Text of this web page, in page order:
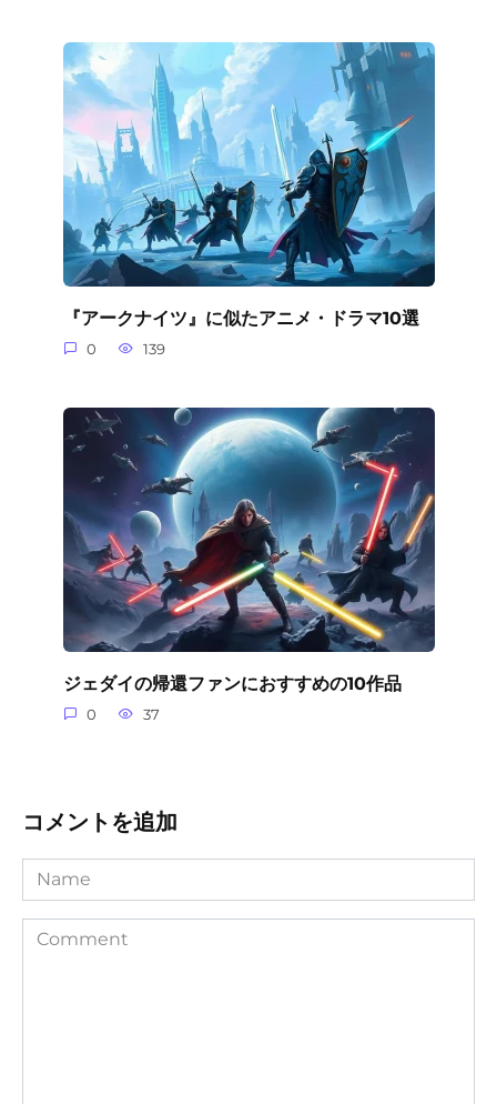
『アークナイツ』に似たアニメ・ドラマ10選
0 139
ジェダイの帰還ファンにおすすめの10作品
0 37
コメントを追加
Name
Comment